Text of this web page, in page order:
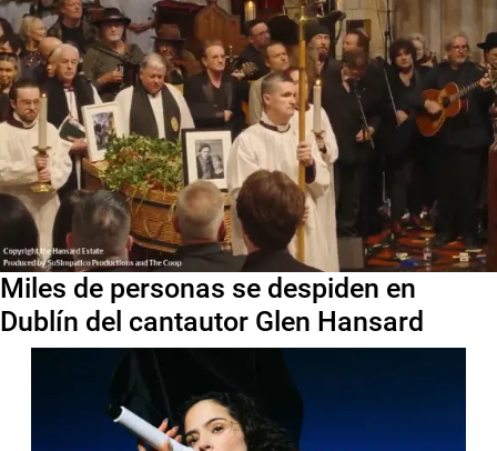
Miles de personas se despiden en
Dublín del cantautor Glen Hansard